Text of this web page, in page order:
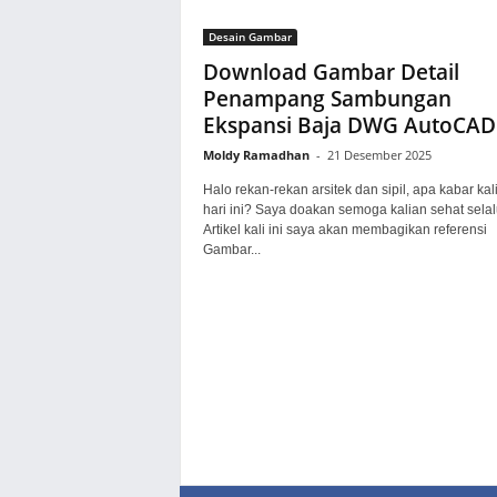
Desain Gambar
Download Gambar Detail
Penampang Sambungan
Ekspansi Baja DWG AutoCAD
Moldy Ramadhan - 21 Desember 2025
Halo rekan-rekan arsitek dan sipil, apa kabar
hari ini? Saya doakan semoga kalian sehat
Artikel kali ini saya akan membagikan referensi
Gambar...